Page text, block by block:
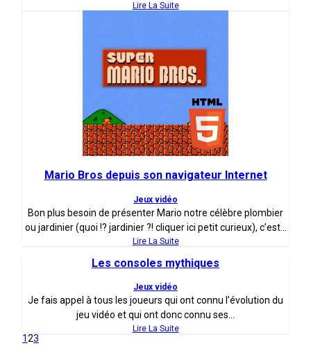
Lire La Suite
Mario Bros depuis son navigateur Internet
Jeux vidéo
Bon plus besoin de présenter Mario notre célèbre plombier
ou jardinier (quoi !? jardinier ?! cliquer ici petit curieux), c’est...
Lire La Suite
Les consoles mythiques
Jeux vidéo
Je fais appel à tous les joueurs qui ont connu l’évolution du
jeu vidéo et qui ont donc connu ses...
Lire La Suite
123